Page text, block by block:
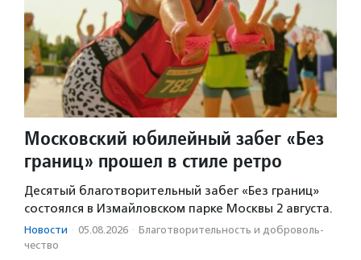
Московский юбилейный забег «Без
границ» прошел в стиле ретро
Десятый благотворительный забег «Без границ»
состоялся в Измайловском парке Москвы 2 августа.
Новости · 05.08.2026 · Благотвори­тель­ность и доброволь­
чест­во